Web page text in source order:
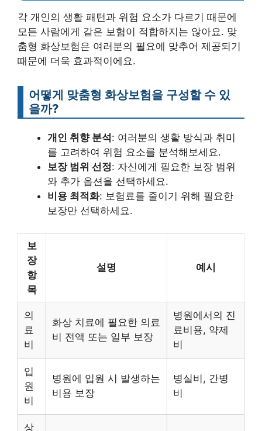
각 개인의 생활 패턴과 위험 요소가 다르기 때문에
모든 사람에게 같은 보험이 적합하지는 않아요. 맞
춤형 화상보험은 여러분의 필요에 맞추어 제공되기
때문에 더욱 효과적이에요.
어떻게 맞춤형 화상보험을 구성할 수 있
을까?
개인 취향 분석 : 여러분의 생활 방식과 취미
를 고려하여 위험 요소를 분석해보세요.
보장 범위 선정: 자신에게 필요한 보장 범위
와 추가 옵션을 선택하세요.
비용 최적화: 보험료를 줄이기 위해 필요한
보장만 선택하세요.
보
장
항
목
설명 예시
의
료
비
화상 치료에 필요한 의료
비 전액 또는 일부 보장
병원에서의 진
료비용, 약제
비
입
원
비
병원에 입원 시 발생하는
비용 보장
병실비, 간병
비
상